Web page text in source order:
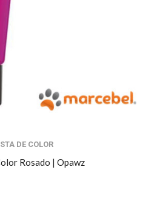
DE COLOR
Rosado | Opawz